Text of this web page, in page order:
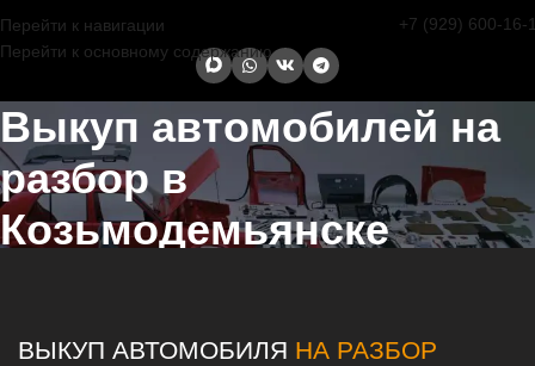
Перейти к навигации
Перейти к основному содержанию
+7 (929) 600-16-
Выкуп автомобилей на
разбор в
Козьмодемьянске
ВЫКУП АВТОМОБИЛЯ НА РАЗБОР